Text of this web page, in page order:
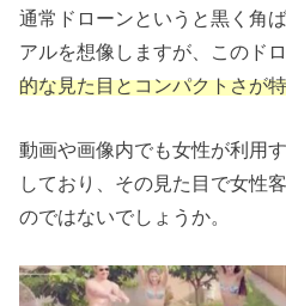
通常ドローンというと黒く角
アルを想像しますが、このド
的な見た目とコンパクトさが
動画や画像内でも女性が利用
しており、その見た目で女性
のではないでしょうか。